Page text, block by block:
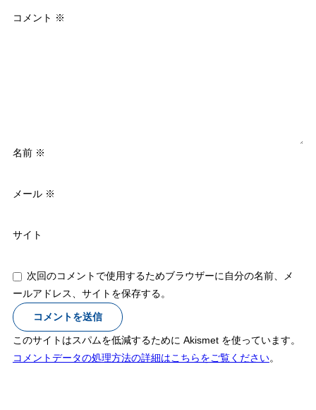
コメント ※
名前 ※
メール ※
サイト
次回のコメントで使用するためブラウザーに自分の名前、メ
ールアドレス、サイトを保存する。
このサイトはスパムを低減するために Akismet を使っています。
コメントデータの処理方法の詳細はこちらをご覧ください。